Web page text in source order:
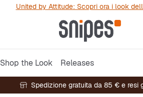
United by Attitude: Scopri ora i look
Shop the Look Releases
Spedizione gratuita da 85 € e resi